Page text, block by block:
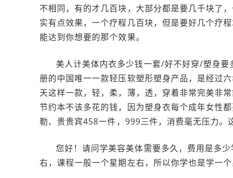
不相同，有的才几百块，大部分都是要几千块了
实有点效果，一个疗程几百块，但是要好几个疗
能达到你想要的那个效果。
美人计美体内衣多少钱一套/好不好穿/塑身
册的中国唯一一款轻压软塑形塑身产品，是经过
天这样一款，轻，柔，薄，透，穿着非常完美非
节约本不该多花的钱，因为塑身衣每个成年女性
勒、贵贵宾458一件，999三件，消费毫无压力。
您好！请问学美容美体需要多久，费用是多
右，课程一般一个星期左右，所以你学也是学一